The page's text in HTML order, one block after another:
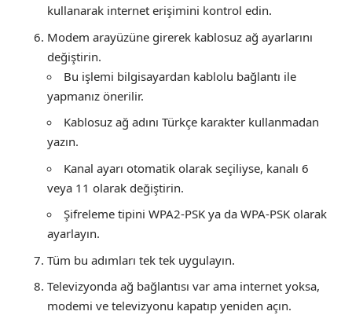
kullanarak internet erişimini kontrol edin.
Modem arayüzüne girerek kablosuz ağ ayarlarını
değiştirin.
Bu işlemi bilgisayardan kablolu bağlantı ile
yapmanız önerilir.
Kablosuz ağ adını Türkçe karakter kullanmadan
yazın.
Kanal ayarı otomatik olarak seçiliyse, kanalı 6
veya 11 olarak değiştirin.
Şifreleme tipini WPA2-PSK ya da WPA-PSK olarak
ayarlayın.
Tüm bu adımları tek tek uygulayın.
Televizyonda ağ bağlantısı var ama internet yoksa,
modemi ve televizyonu kapatıp yeniden açın.